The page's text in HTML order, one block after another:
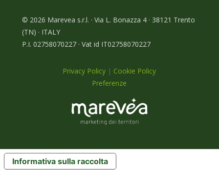
© 2026 Marevea s.r.l. · Via L. Bonazza 4 · 38121 Trento
(TN) · ITALY
P.I. 02758070227 · Vat id IT02758070227
Privacy Policy | Cookie Policy
Preferenze
Informativa sulla raccolta